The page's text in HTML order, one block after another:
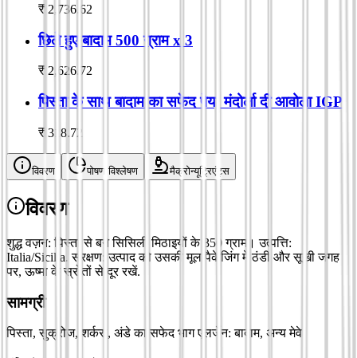
₹ 2,736.62
छिले हुए बादाम 500 ग्राम x 3
₹ 2,626.72
पिस्ता के साथ बादाम का सफेद पेय, मंदोर्ला दी आवोला IGP
₹ 318.72
विवरण पोषण विश्लेषण मैक्रोन्यूट्रिएंट्स
विवरण
शुद्ध वज़न: पिस्ता से बने सिसिली मिठाइयों के 350 ग्राम। उत्पत्ति:
Italia/Sicilia. संरक्षण: उत्पाद को उसकी मूल पैकेजिंग में ठंडी और सूखी जगह
पर, ऊष्मा के स्रोतों से दूर रखें.
सामग्री
पिस्ता, सुक्रोज, शर्करा, अंडे का सफेद भाग एलर्जेन: बादाम, अन्य मेवे